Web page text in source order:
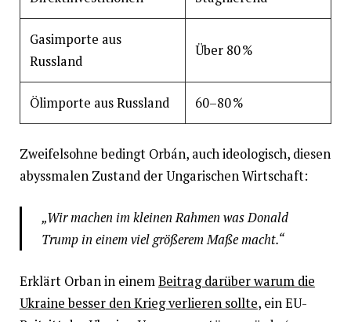
Gasimporte aus
Russland
Über 80 %
Ölimporte aus Russland 60–80 %
Zweifelsohne bedingt Orbán, auch ideologisch, diesen
abyssmalen Zustand der Ungarischen Wirtschaft:
„Wir machen im kleinen Rahmen was Donald
Trump in einem viel größerem Maße macht.“
Erklärt Orban in einemBeitrag darüber warum die
Ukraine besser den Krieg verlieren sollte, ein EU-